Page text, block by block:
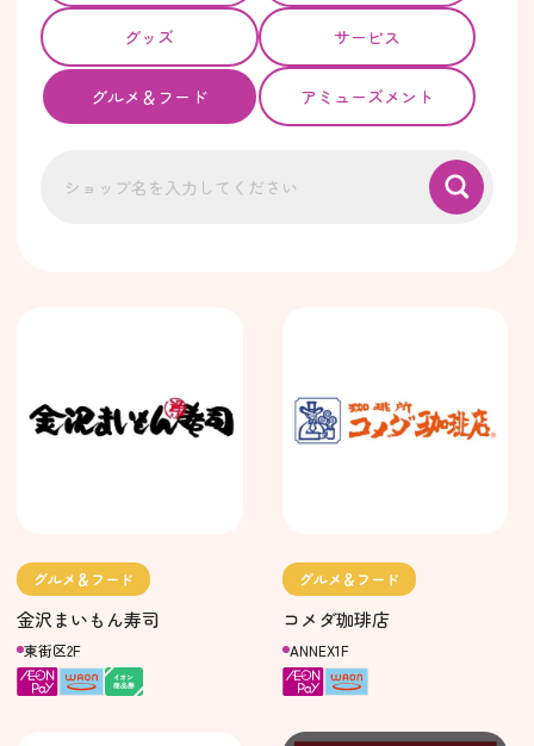
グッズ サービス
グルメ＆フード アミューズメント
グルメ＆フード
金沢まいもん寿司
東街区2F
グルメ＆フード
コメダ珈琲店
ANNEX1F